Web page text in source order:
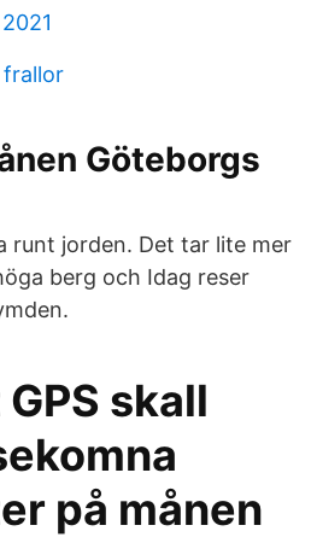
frallor
Göteborgs
runt jorden. Det tar lite mer
berg och Idag reser
skall
på månen